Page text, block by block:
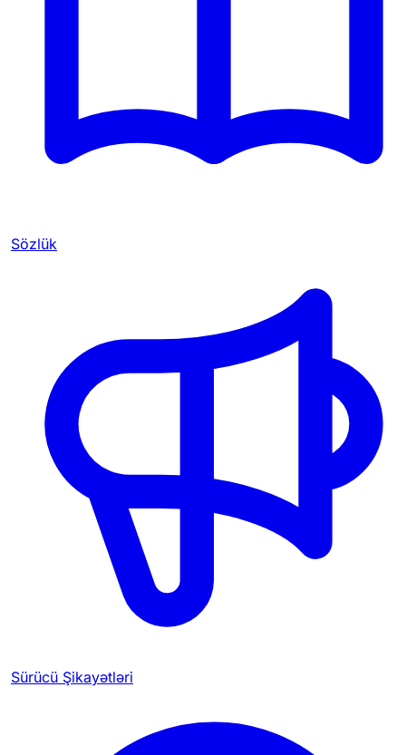
Sözlük
Sürücü Şikayətləri